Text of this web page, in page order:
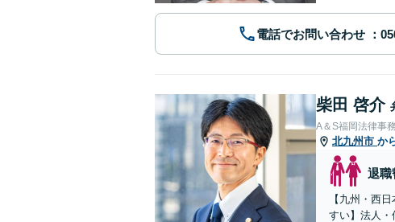
電話でお問い合わせ
柴田 啓介
A＆S福岡法律事
北九州市 か
退職
【九州・西
すい】法人・